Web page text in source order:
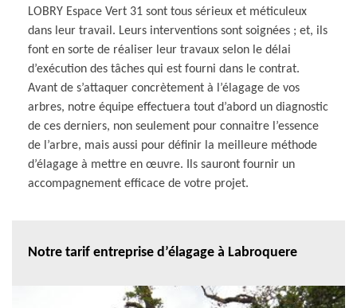
LOBRY Espace Vert 31 sont tous sérieux et méticuleux
dans leur travail. Leurs interventions sont soignées ; et, ils
font en sorte de réaliser leur travaux selon le délai
d’exécution des tâches qui est fourni dans le contrat.
Avant de s’attaquer concrètement à l’élagage de vos
arbres, notre équipe effectuera tout d’abord un diagnostic
de ces derniers, non seulement pour connaitre l’essence
de l’arbre, mais aussi pour définir la meilleure méthode
d’élagage à mettre en œuvre. Ils sauront fournir un
accompagnement efficace de votre projet.
Notre tarif entreprise d’élagage à Labroquere